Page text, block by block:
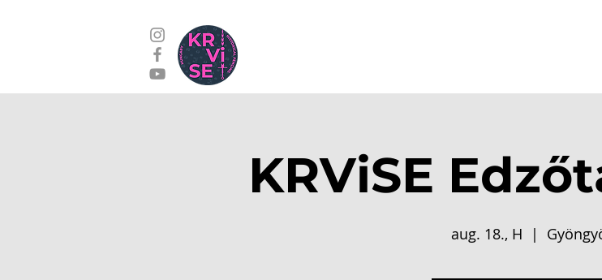
KRViSE
aug. 18., H
  |